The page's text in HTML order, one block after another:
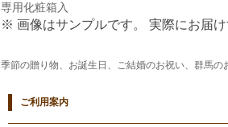
専用化粧箱入
※ 画像はサンプルです。 実際にお届
季節の贈り物、お誕生日、ご結婚のお祝い、群馬
ご利用案内